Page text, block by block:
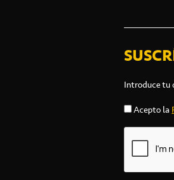
Introduce tu
Acepto la